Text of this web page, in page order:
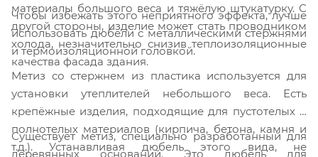
материалы большого веса и тяжёлую штукатурку. С
другой стороны, изделие может стать проводником
холода, незначительно снизив теплоизоляционные
качества фасада здания.
Чтобы избежать этого неприятного эффекта, лучше
использовать дюбели с металлическими стержнями
и термоизоляционной головкой.
Метиз со стержнем из пластика используется для
установки утеплителей небольшого веса. Есть
крепёжные изделия, подходящие для пустотелых и
полнотелых материалов (кирпича, бетона, камня и
т.д.). Устанавливая дюбель этого вида, не
Существует метиз, специально разработанный для
деревянных оснований. Это дюбель для